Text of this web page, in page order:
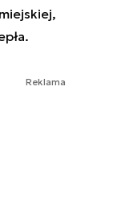
Reklama